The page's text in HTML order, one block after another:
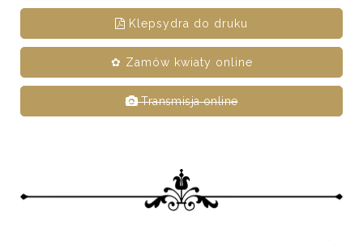
Klepsydra do druku
✿ Zamów kwiaty online
Transmisja online